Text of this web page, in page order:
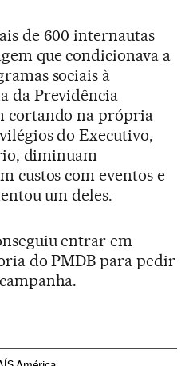
de 600 internautas
que condicionava a
sociais à
da Previdência
cortando na própria
do Executivo,
diminuam
custos com eventos e
um deles.
entrar em
do PMDB para pedir